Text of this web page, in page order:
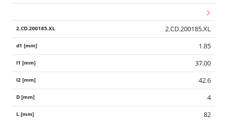
2.CD.200185.XL
1.85
37.00
42.6
4
82